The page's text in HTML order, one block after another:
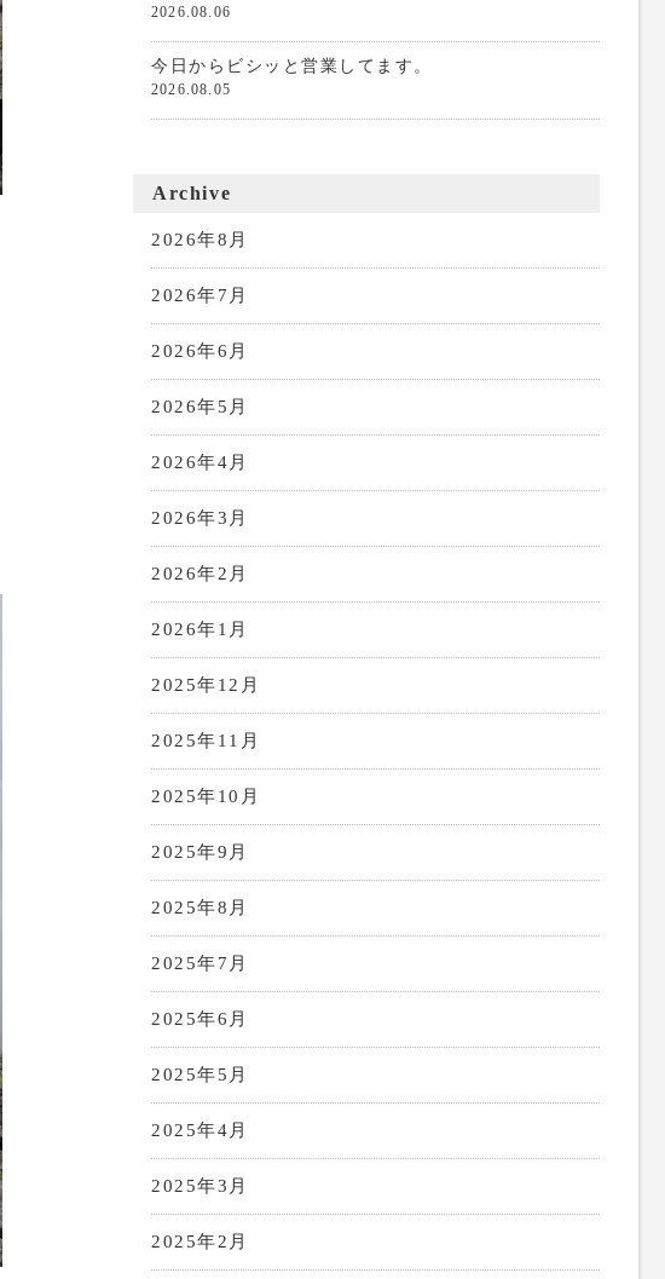
2026.08.06
今日からビシッと営業してます。
2026.08.05
Archive
2026年8月
2026年7月
2026年6月
2026年5月
2026年4月
2026年3月
2026年2月
2026年1月
2025年12月
2025年11月
2025年10月
2025年9月
2025年8月
2025年7月
2025年6月
2025年5月
2025年4月
2025年3月
2025年2月